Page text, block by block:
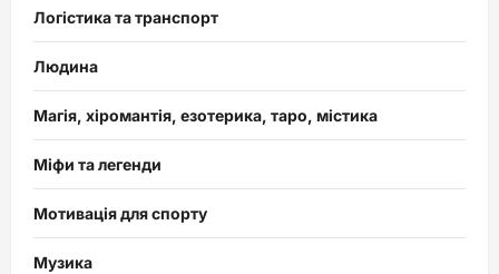
Логістика та транспорт
Людина
Магія, хіромантія, езотерика, таро, містика
Міфи та легенди
Мотивація для спорту
Музика